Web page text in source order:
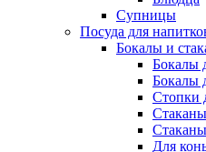
Супницы
Посуда для
Бокалы и
Бокалы
Бокалы
Стопки
Для